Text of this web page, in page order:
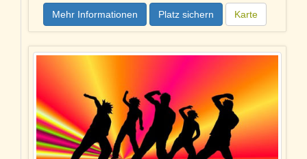
Mehr Informationen Platz sichern Karte